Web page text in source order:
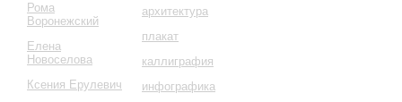
Рома
Воронежский
Елена
Новоселова
Ксения Ерулевич
архитектура
плакат
каллиграфия
инфографика